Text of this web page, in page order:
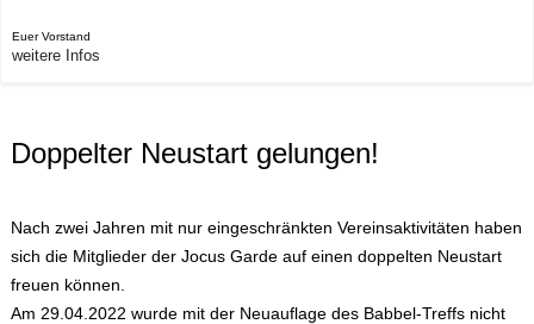
Euer Vorstand
weitere Infos
Doppelter Neustart gelungen!
Nach zwei Jahren mit nur eingeschränkten Vereinsaktivitäten haben
sich die Mitglieder der Jocus Garde auf einen doppelten Neustart
freuen können.
Am 29.04.2022 wurde mit der Neuauflage des Babbel-Treffs nicht